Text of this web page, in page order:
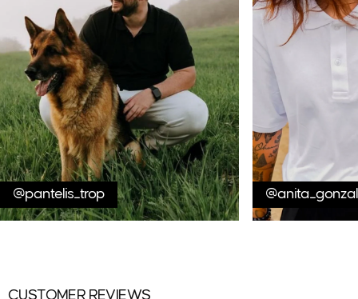
@pantelis_trop
CUSTOMER REVIEWS